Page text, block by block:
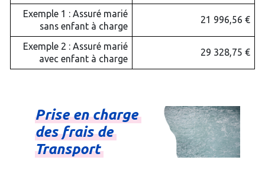
Exemple 1 : Assuré marié
sans enfant à charge
21 996,56 €
Exemple 2 : Assuré marié
avec enfant à charge
29 328,75 €
Priseencharge
desfraisde
Transport